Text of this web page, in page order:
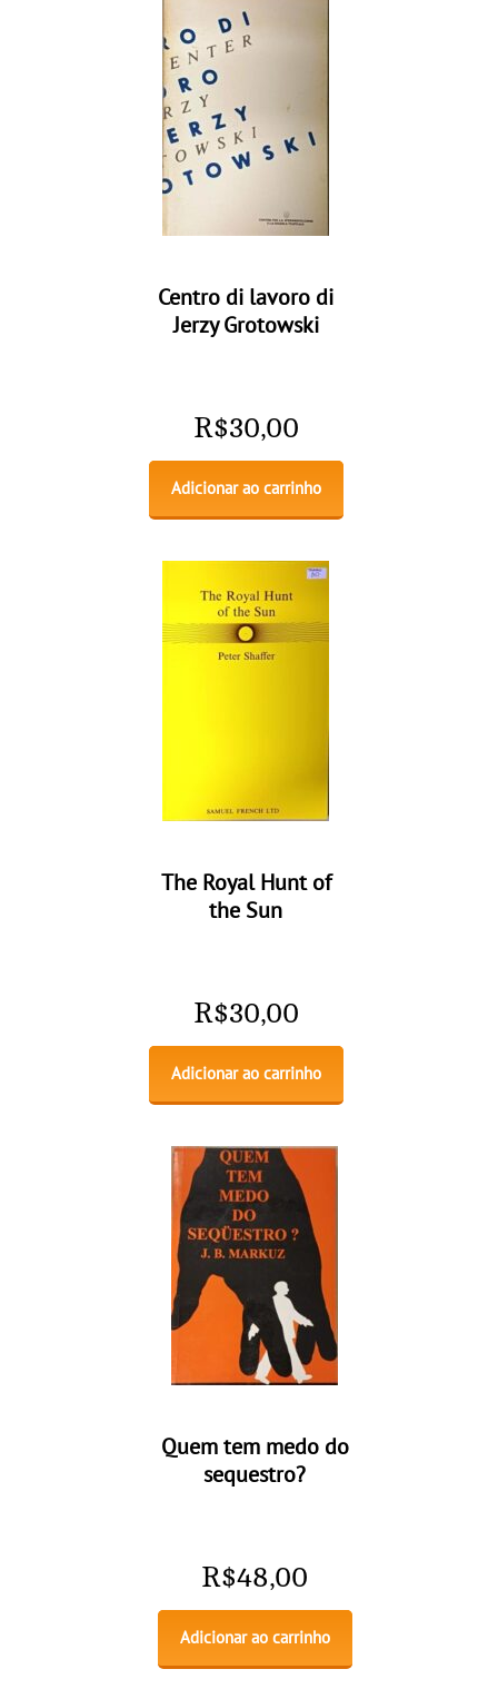
Centro di lavoro di
Jerzy Grotowski
R$30,00
Adicionar ao carrinho
The Royal Hunt of
the Sun
R$30,00
Adicionar ao carrinho
Quem tem medo do
sequestro?
R$48,00
Adicionar ao carrinho